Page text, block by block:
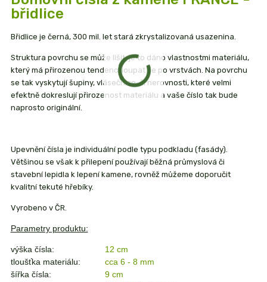
břidlice
Břidlice je černá, 300 mil. let stará zkrystalizovaná usazenina.
Struktura povrchu se může lišit, je to dáno vlastnostmi materiálu,
který má přirozenou tendenci loupat se po vrstvách. Na povrchu
se tak vyskytují šupiny, vlásečnice, či nerovnosti, které velmi
efektně dokreslují přirozenost materiálu a vaše číslo tak bude
naprosto originální.
Upevnění čísla je individuální podle typu podkladu (fasády).
Většinou se však k přilepení používají běžná průmyslová či
stavební lepidla k lepení kamene, rovněž můžeme doporučit
kvalitní tekuté hřebíky.
Vyrobeno v ČR.
Parametry produktu:
výška čísla:
12 cm
tloušťka materiálu:
cca 6 - 8 mm
šířka čísla:
9 cm